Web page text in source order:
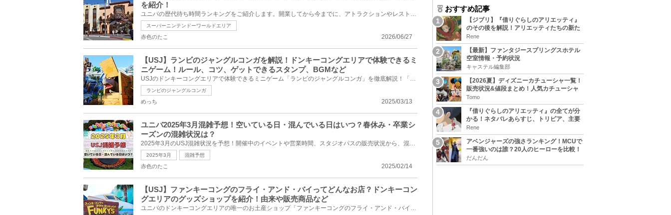
を紹介！
ユニバの歴代待ち時間ランキングをご紹介します。開業してから今までに、アトラクションやレストランな...
スーパーニンテンドーワールドエリア
2026/06/27
赤色のたこ
【USJ】ランビのジャングルコンガを解説！ドンキーコングエリアで体験できるミ
ニゲーム！ルール、コツ、ゲットできるスタンプ、BGMなど
USJのドンキーコングエリアで体験できるミニゲーム「ランビのジャングルコンガ」を徹底解説！「ランビの...
ランビのジャングルコンガ
2025/03/13
めっち
ユニバ2025年3月混雑予想！空いている日・混んでいる日はいつ？春休み・卒業シ
ーズンの混雑状況は？
2025年3月のUSJ混雑状況を予想！開催中のイベントや営業時間、スタジオパスの販売状況から、混雑してい...
2025年3月 混雑予想
2025/02/14
赤色のたこ
【USJ】ファンキーコングのフライ・アンド・バイってどんなお店？ドンキーコン
グエリアのグッズショップを紹介！由来や販売商品など
ユニバのドンキーコングエリアの唯一のお土産ショップ「ファンキーコングのフライ・アンド・バイ」を解...
おすすめ記事
【ジブリ】『借りぐらしのアリエッティ』
のその後を解説！アリエッティたちの新た
な住処は？翔の病気は治る？
Rene
【最新】ファンタジースプリングスホテル
空室情報・予約状況
キャステル編集部
【2026夏】ディズニーカチューシャ一覧！
販売状況&値段まとめ！人気カチューシャ
をチェック
Tomo
『借りぐらしのアリエッティ』の全てが分
かる！ネタバレあらすじ、トリビア、主要
キャラまとめ！
Rene
アベンジャーズの強さランキング！MCUで
一番強いのは誰？20人のヒーローを比較！
だんだん